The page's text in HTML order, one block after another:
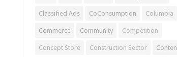
Classified Ads CoConsumption Columbia
Commerce Community Competition
Concept Store Construction Sector